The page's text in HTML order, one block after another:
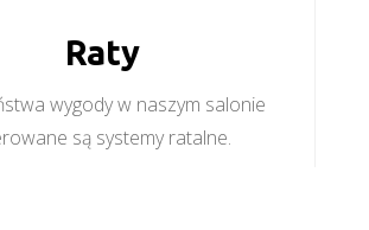
Raty
wygody w naszym salonie
są systemy ratalne.